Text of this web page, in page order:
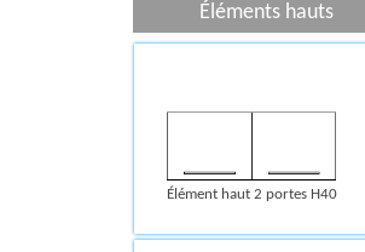
Éléments hauts
Élément haut 2 portes H40